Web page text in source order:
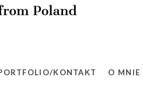
KONTAKT O MNIE